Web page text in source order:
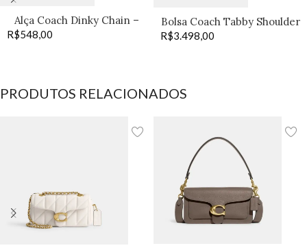
Alça Coach Dinky Chain –
R$548,00
Bolsa Coach Tabby Shoulder
R$3.498,00
PRODUTOS RELACIONADOS